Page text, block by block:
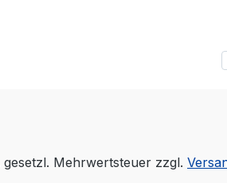
gesetzl. Mehrwertsteuer zzgl.